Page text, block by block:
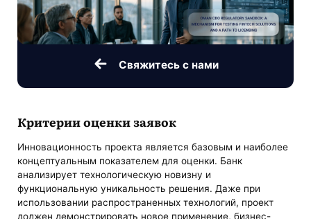
Свяжитесь с нами
Критерии оценки заявок
Инновационность проекта является базовым и наиболее
концептуальным показателем для оценки. Банк
анализирует технологическую новизну и
функциональную уникальность решения. Даже при
использовании распространенных технологий, проект
должен демонстрировать новое применение, бизнес-